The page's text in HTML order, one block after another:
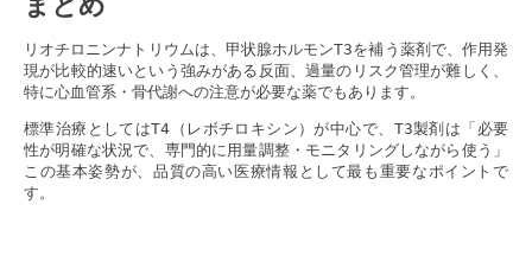
リオチロニンナトリウムは、甲状腺ホルモンT3を補う薬剤で、作用発
現が比較的速いという強みがある反面、過量のリスク管理が難しく、
特に心血管系・骨代謝への注意が必要な薬でもあります。
標準治療としてはT4（レボチロキシン）が中心で、T3製剤は「必要
性が明確な状況で、専門的に用量調整・モニタリングしながら使う」
この基本姿勢が、品質の高い医療情報として最も重要なポイントで
す。